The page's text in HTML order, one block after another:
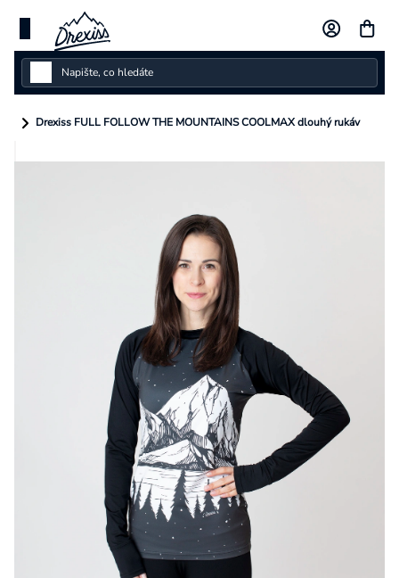
obsah
Dámské
Dětské
Drexiss FULL FOLLOW THE MOUNTAINS COOLMAX dlouhý rukáv